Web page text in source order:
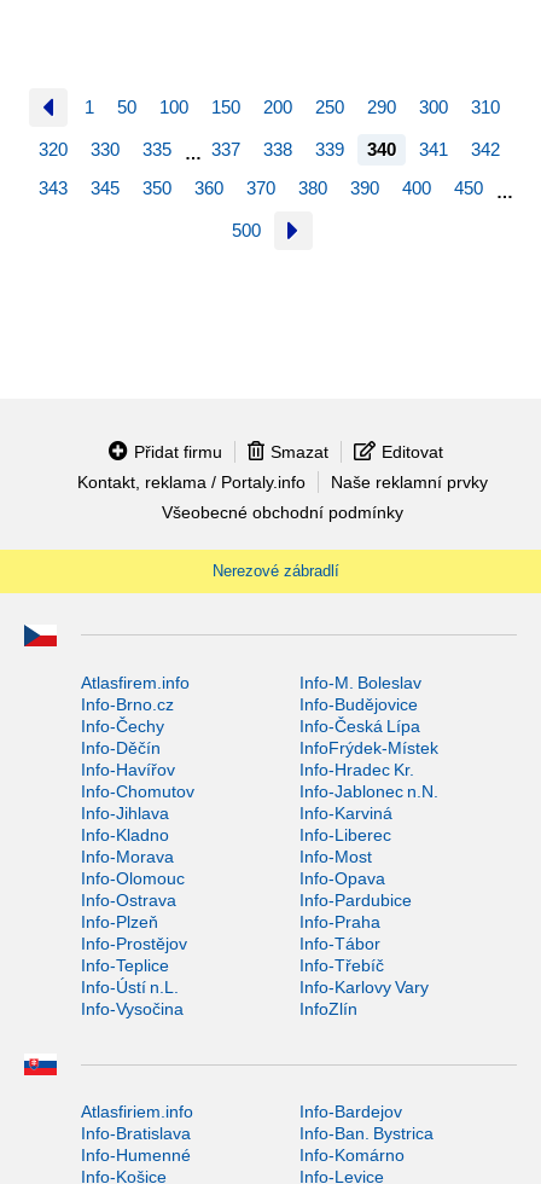
1 50 100 150 200 250 290 300 310
320 330 335 … 337 338 339 340 341
342
343
345 350 360 370 380 390 400 450 …
500
Přidat firmu Smazat
Editovat
Kontakt, reklama / Portaly.info
Naše reklamní prvky
Všeobecné obchodní podmínky
Nerezové zábradlí
Atlasfirem.info
Info-M. Boleslav
Info-Brno.cz
Info-Budějovice
Info-Čechy
Info-Česká Lípa
Info-Děčín
InfoFrýdek-Místek
Info-Havířov
Info-Hradec Kr.
Info-Chomutov
Info-Jablonec n.N.
Info-Jihlava
Info-Karviná
Info-Kladno
Info-Liberec
Info-Morava
Info-Most
Info-Olomouc
Info-Opava
Info-Ostrava
Info-Pardubice
Info-Plzeň
Info-Praha
Info-Prostějov
Info-Tábor
Info-Teplice
Info-Třebíč
Info-Ústí n.L.
Info-Karlovy Vary
Info-Vysočina
InfoZlín
Atlasfiriem.info
Info-Bardejov
Info-Bratislava
Info-Ban. Bystrica
Info-Humenné
Info-Komárno
Info-Košice
Info-Levice